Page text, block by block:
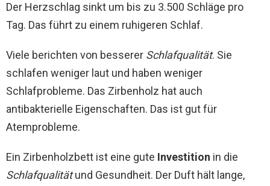
Der Herzschlag sinkt um bis zu 3.500 Schläge pro
Tag. Das führt zu einem ruhigeren Schlaf.
Viele berichten von besserer Schlafqualität. Sie
schlafen weniger laut und haben weniger
Schlafprobleme. Das Zirbenholz hat auch
antibakterielle Eigenschaften. Das ist gut für
Atemprobleme.
Ein Zirbenholzbett ist eine gute Investition in die
Schlafqualitätund Gesundheit. Der Duft hält lange,